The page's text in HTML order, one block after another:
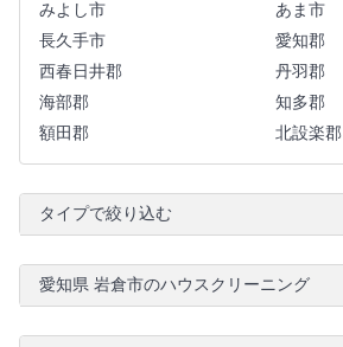
みよし市
あま市
長久手市
愛知郡
西春日井郡
丹羽郡
海部郡
知多郡
額田郡
北設楽郡
タイプで絞り込む
愛知県 岩倉市のハウスクリーニング